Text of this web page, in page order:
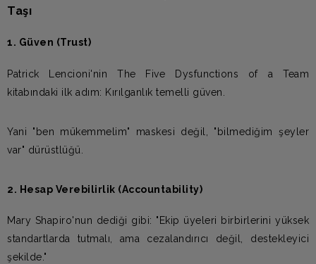
Taşı
1. Güven (Trust)
Patrick Lencioni'nin The Five Dysfunctions of a Team
kitabındaki ilk adım: Kırılganlık temelli güven.
Yani "ben mükemmelim" maskesi değil, "bilmediğim şeyler
var" dürüstlüğü.
2. Hesap Verebilirlik (Accountability)
Mary Shapiro'nun dediği gibi: "Ekip üyeleri birbirlerini yüksek
standartlarda tutmalı, ama cezalandırıcı değil, destekleyici
şekilde."